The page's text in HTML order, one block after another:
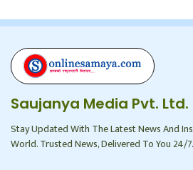
Saujanya Media Pvt. Ltd.
Stay Updated With The Latest News And
World. Trusted News, Delivered To You 24/7.